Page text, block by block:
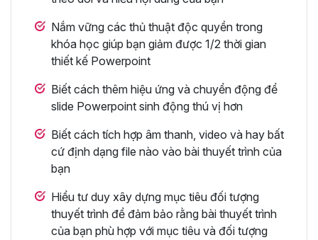
Nắm vững các thủ thuật độc quyền trong
khóa học giúp bạn giảm được 1/2 thời gian
thiết kế Powerpoint
Biết cách thêm hiệu ứng và chuyển động để
slide Powerpoint sinh động thú vị hơn
Biết cách tích hợp âm thanh, video và hay bất
cứ định dạng file nào vào bài thuyết trình của
bạn
Hiểu tư duy xây dựng mục tiêu đối tượng
thuyết trình để đảm bảo rằng bài thuyết trình
của bạn phù hợp với mục tiêu và đối tượng